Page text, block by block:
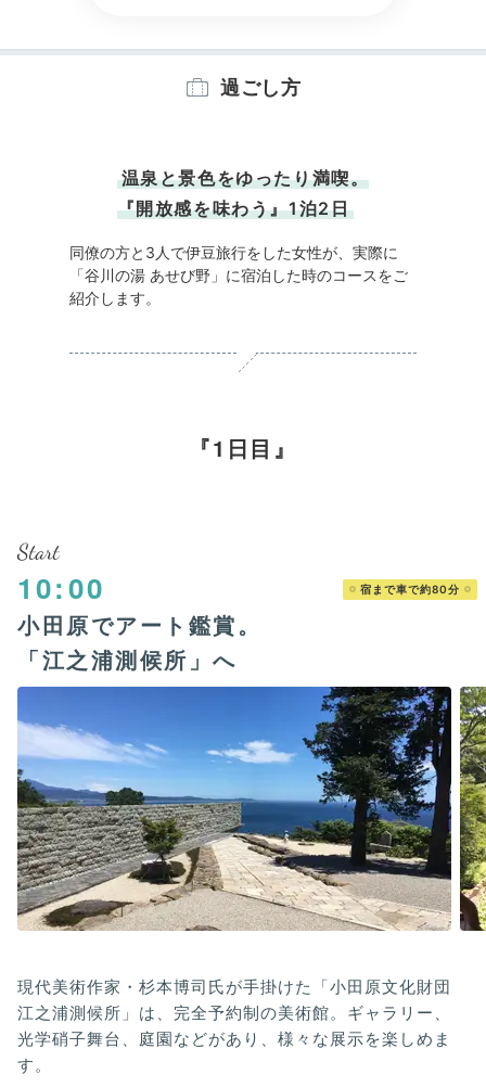
過ごし方
温泉と景色をゆったり満喫。
『開放感を味わう』1泊2日
同僚の方と3人で伊豆旅行をした女性が、実際に
「谷川の湯 あせび野」に宿泊した時のコースをご
紹介します。
1日目
Start
10:00 宿まで車で約80分
小田原でアート鑑賞。
「江之浦測候所」へ
現代美術作家・杉本博司氏が手掛けた「小田原文化財団
江之浦測候所」は、完全予約制の美術館。ギャラリー、
光学硝子舞台、庭園などがあり、様々な展示を楽しめま
す。